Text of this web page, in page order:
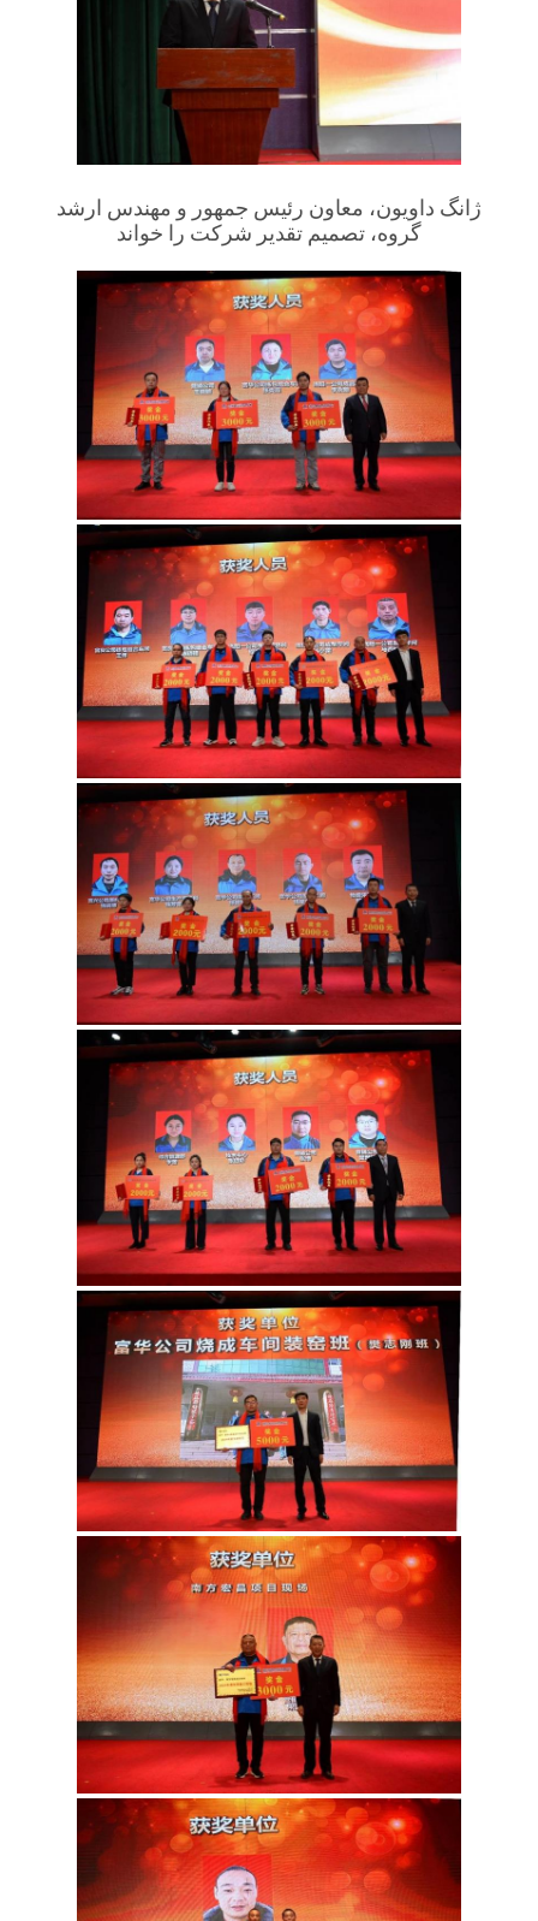
ژانگ داويون، معاون رئيس جمهور و مهندس ارشد
گروه، تصميم تقدير شرکت را خواند